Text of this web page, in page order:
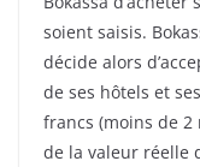
soient saisis.
décide alors
de ses hôtels et
francs (moins de 2
de la valeur réelle